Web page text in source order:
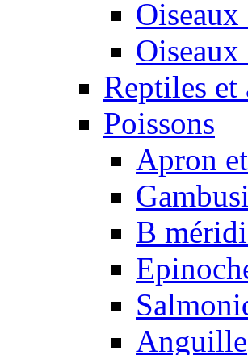
Oiseaux
Reptiles
Poissons
Apron
B
Anguille